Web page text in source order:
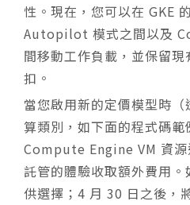
性。現在，您可以在 GKE
Autopilot 模式之間以及
間移動工作負載，並保留
扣。
當您啟用新的定價模型時
算類別，如下面的程式碼
Compute Engine VM 資源
託管的體驗收取額外費用
供選擇；4 月 30 日之後，